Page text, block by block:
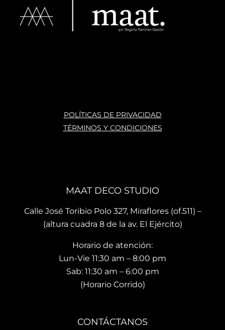
POLÍTICAS DE PRIVACIDAD
TÉRMINOS Y CONDICIONES
MAAT DECO STUDIO
Calle José Toribio Polo 327, Miraflores (of.511) –
(altura cuadra 8 de la av. El Ejército)
Horario de atención:
Lun-Vie 11:30 am – 8:00 pm
Sab: 11:30 am – 6:00 pm
(Horario Corrido)
CONTÁCTANOS